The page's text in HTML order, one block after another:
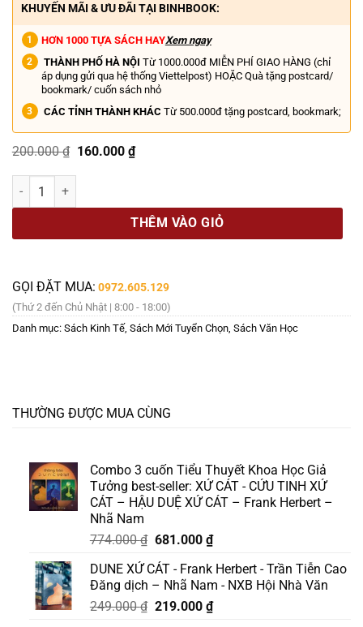
KHUYẾN MÃI & ƯU ĐÃI TẠI BINHBOOK:
HƠN 1000 TỰA SÁCH HAYXem ngay
THÀNH PHỐ HÀ NỘI Từ 1000.000đ MIỄN PHÍ GIAO HÀNG (chỉ
áp dụng gửi qua hệ thống Viettelpost) HOẶC Quà tặng postcard/
bookmark/ cuốn sách nhỏ
CÁC TỈNH THÀNH KHÁC Từ 500.000đ tặng postcard, bookmark;
200.000₫ Giá
là:
160.000 ₫Giá
LỜI NGUYỀN KẺ THẮNG CUỘC – Richard H. Thaler - Kinh Luyến
THÊM VÀO GIỎ
GỌI ĐẶT MUA: 0972.605.129
(Thứ 2 đến Chủ Nhật | 8:00 - 18:00)
Danh mục: Sách Kinh Tế, Sách Mới Tuyển Chọn, Sách Văn Học
THƯỜNG ĐƯỢC MUA CÙNG
Combo 3 cuốn Tiểu Thuyết Khoa Học Giả
Tưởng best-seller: XỨ CÁT - CỨU TINH XỨ
CÁT – HẬU DUỆ XỨ CÁT – Frank Herbert –
Nhã Nam
774.000₫ Giá
là:
774.000 ₫.
681.000 ₫Giá
tại
là:
681.000 ₫.
DUNE XỨ CÁT - Frank Herbert - Trần Tiễn Cao
Đăng dịch – Nhã Nam - NXB Hội Nhà Văn
249.000₫ Giá
219.000 ₫Giá